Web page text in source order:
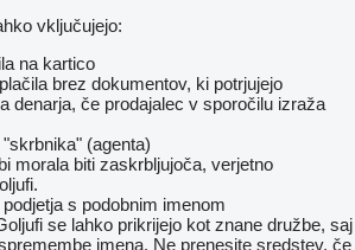
vključujejo:
na kartico
brez dokumentov, ki potrjujejo
denarja, če prodajalec v sporočilu izraža
(agenta)
morala biti zaskrbljujoča, verjetno
s podobnim imenom
se lahko prikrijejo kot znane družbe, saj
imena. Ne prenesite sredstev, če